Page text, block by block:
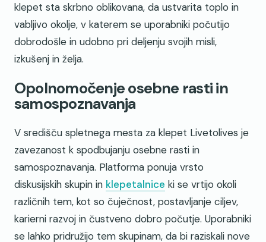
klepet sta skrbno oblikovana, da ustvarita toplo in
vabljivo okolje, v katerem se uporabniki počutijo
dobrodošle in udobno pri deljenju svojih misli,
izkušenj in želja.
Opolnomočenje osebne rasti in
samospoznavanja
V središču spletnega mesta za klepet Livetolives je
zavezanost k spodbujanju osebne rasti in
samospoznavanja. Platforma ponuja vrsto
diskusijskih skupin in klepetalnice ki se vrtijo okoli
različnih tem, kot so čuječnost, postavljanje ciljev,
karierni razvoj in čustveno dobro počutje. Uporabniki
se lahko pridružijo tem skupinam, da bi raziskali nove